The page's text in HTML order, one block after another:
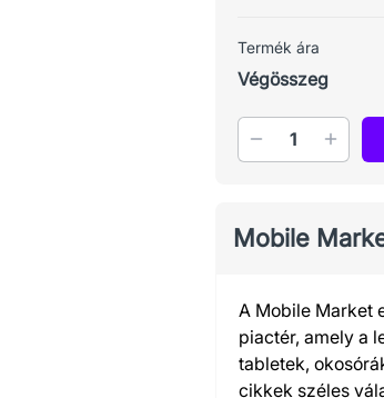
Termék ára
Végösszeg
Mennyiség
Mobile
A Mobile Market
piactér, amely a
tabletek,
cikkek széles